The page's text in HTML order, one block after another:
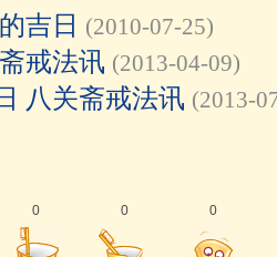
吉日 (2010-07-25)
戒法讯 (2013-04-09)
八关斋戒法讯 (2013-
0 0 0